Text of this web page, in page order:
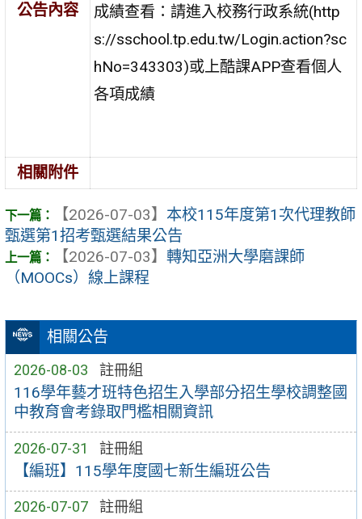
相關公告
2026-08-03 註冊組
116學年藝才班特色招生入學部分招生學校調整國
中教育會考錄取門檻相關資訊
2026-07-31 註冊組
【編班】115學年度國七新生編班公告
2026-07-07 註冊組
公告內容
成績查看：請進入校務行政系統(http
s://sschool.tp.edu.tw/Login.action?sc
hNo=343303)或上酷課APP查看個人
各項成績
相關附件
【2026-07-03】 本校115年度第1次代理教師
甄選第1招考甄選結果公告
【2026-07-03】 轉知亞洲大學磨課師
（MOOCs）線上課程